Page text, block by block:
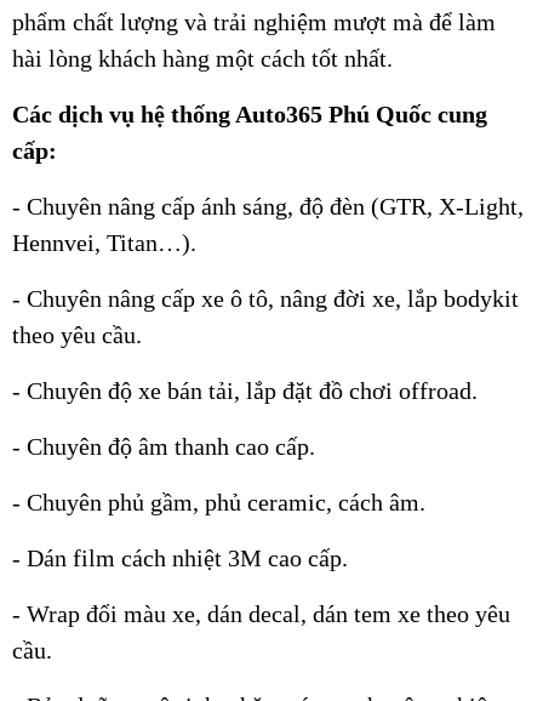
phẩm chất lượng và trải nghiệm mượt mà để làm
hài lòng khách hàng một cách tốt nhất.
Các dịch vụ hệ thống Auto365 Phú Quốc cung
cấp:
- Chuyên nâng cấp ánh sáng, độ đèn (GTR, X-Light,
Hennvei, Titan…).
- Chuyên nâng cấp xe ô tô, nâng đời xe, lắp bodykit
theo yêu cầu.
- Chuyên độ xe bán tải, lắp đặt đồ chơi offroad.
- Chuyên độ âm thanh cao cấp.
- Chuyên phủ gầm, phủ ceramic, cách âm.
- Dán film cách nhiệt 3M cao cấp.
- Wrap đổi màu xe, dán decal, dán tem xe theo yêu
cầu.